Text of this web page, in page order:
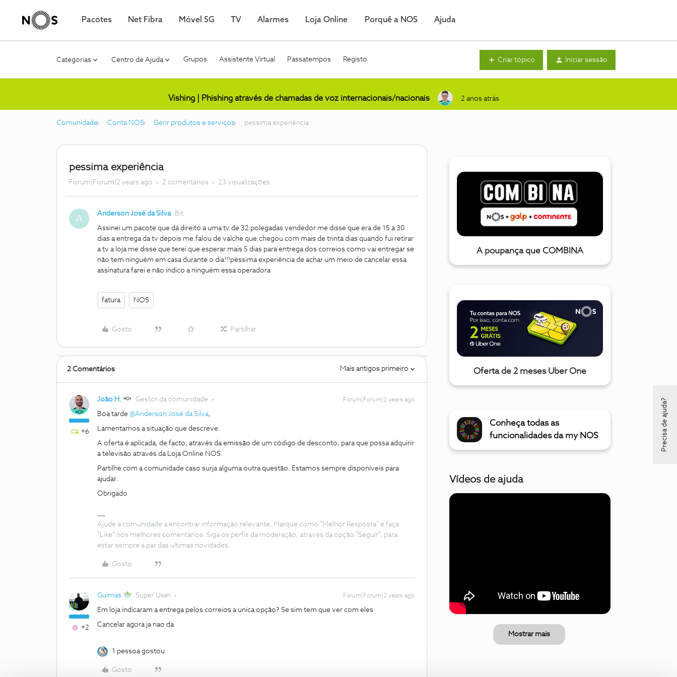
Pacotes Net Fibra Móvel 5G TV Alarmes Loja Online Porquê a NOS Ajuda
Categorias Centro de Ajuda Grupos Assistente Virtual Passatempos Registo Criar tópico Iniciar sessão
Vishing | Phishing através de chamadas de voz internacionais/nacionais 2 anos atrás
Comunidade Conta NOS Gerir produtos e serviços pessima experiência
pessima experiência
Forum|Forum|2 years ago 2 comentários 23 visualizações
A Anderson José da Silva Bit
Assinei um pacote que dá direito a uma tv de 32 polegadas vendedor me disse que era de 15 a 30
dias a entrega da tv depois me.falou de valche que.chegou com mais de trinta dias quando fui retirar
a tv a loja me disse que terei que esperar mais 5 dias para entrega dos correios como vai entregar se
não tem ninguém em casa durante o dia!!!péssima experiência de achar um meio de cancelar essa
assinatura farei e não indico a ninguém essa operadora
fatura NOS
Gosto Partilhar
2 Comentários Mais antigos primeiro
+6
João H. Gestor da comunidade Forum|Forum|2 years ago
Boa tarde @Anderson José da Silva,
Lamentamos a situação que descreve.
A oferta é aplicada, de facto, através da emissão de um código de desconto, para que possa adquirir
a televisão através da Loja Online NOS.
Partilhe com a comunidade caso surja alguma outra questão. Estamos sempre disponíveis para
ajudar.
Obrigado
Ajude a comunidade a encontrar informação relevante. Marque como "Melhor Resposta" e faça
"Like" nos melhores comentários. Siga os perfis da moderação, através da opção "Seguir", para
estar sempre a par das ultimas novidades.
Gosto
+2
Guimas Super User Forum|Forum|2 years ago
Em loja indicaram a entrega pelos correios a unica opção? Se sim tem que ver com eles
Cancelar agora ja nao da
1 pessoa gostou
Gosto
A poupança que COMBINA
Oferta de 2 meses Uber One
Conheça todas as
funcionalidades da my NOS
Vídeos de ajuda
Mostrar mais
Precisa de ajuda?